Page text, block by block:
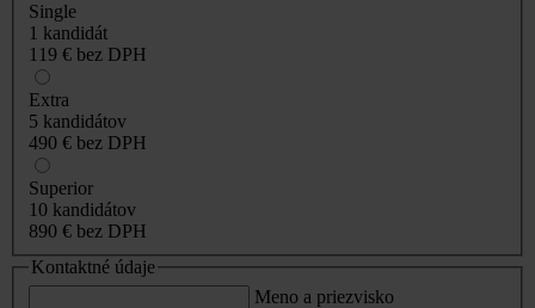
Single
1 kandidát
119 € bez DPH
Extra
5 kandidátov
490 € bez DPH
Superior
10 kandidátov
890 € bez DPH
Kontaktné údaje
Meno a priezvisko